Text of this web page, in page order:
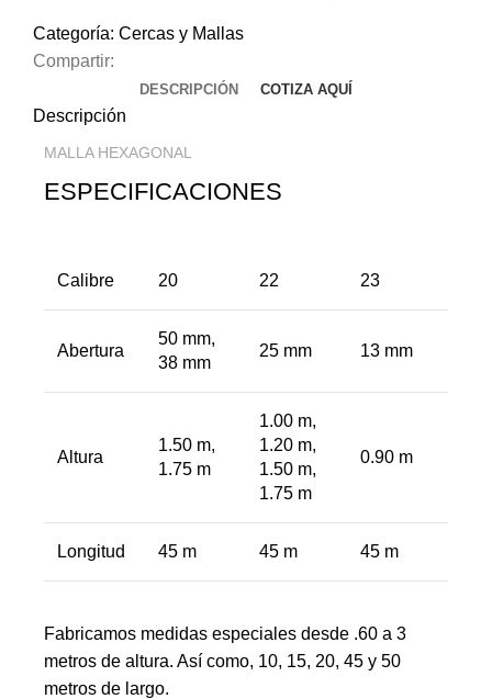
Categoría: Cercas y Mallas
Compartir:
DESCRIPCIÓN COTIZA AQUÍ
Descripción
MALLA HEXAGONAL
ESPECIFICACIONES
Calibre 20 22 23
Abertura
50 mm,
38 mm
25 mm 13 mm
Altura
1.50 m,
1.75 m
1.00 m,
1.20 m,
1.50 m,
1.75 m
0.90 m
Longitud 45 m 45 m 45 m
Fabricamos medidas especiales desde .60 a 3
metros de altura. Así como, 10, 15, 20, 45 y 50
metros de largo.